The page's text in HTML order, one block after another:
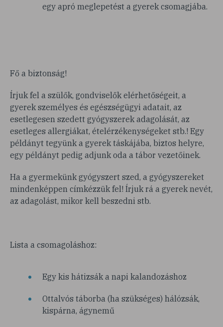
egy apró meglepetést a gyerek csomagjába.
Fő a biztonság!
Írjuk fel a szülők, gondviselők elérhetőségeit, a
gyerek személyes és egészségügyi adatait, az
esetlegesen szedett gyógyszerek adagolását, az
esetleges allergiákat, ételérzékenységeket stb.! Egy
példányt tegyünk a gyerek táskájába, biztos helyre,
egy példányt pedig adjunk oda a tábor vezetőinek.
Ha a gyermekünk gyógyszert szed, a gyógyszereket
mindenképpen címkézzük fel! Írjuk rá a gyerek nevét,
az adagolást, mikor kell beszedni stb.
Lista a csomagoláshoz:
Egy kis hátizsák a napi kalandozáshoz
Ottalvós táborba (ha szükséges) hálózsák,
kispárna, ágynemű